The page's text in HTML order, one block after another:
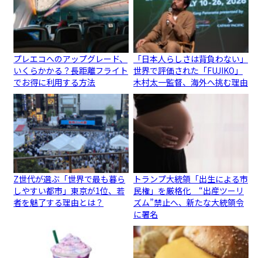
プレエコへのアップグレード、
いくらかかる？長距離フライト
でお得に利用する方法
「日本人らしさは背負わない」
世界で評価された「FUJIKO」
木村太一監督、海外へ挑む理由
Z世代が選ぶ「世界で最も暮ら
しやすい都市」東京が1位、若
者を魅了する理由とは？
トランプ大統領「出生による市
民権」を厳格化 “出産ツーリ
ズム”禁止へ、新たな大統領令
に署名